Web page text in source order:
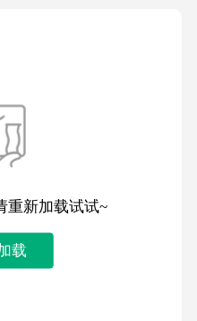
重新加载试试~
载